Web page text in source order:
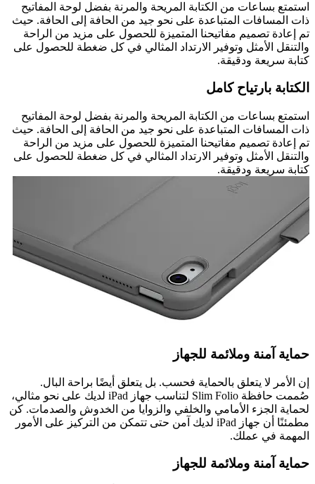
استمتع بساعات من الكتابة المريحة والمرنة بفضل لوحة المفاتيح
ذات المسافات المتباعدة على نحو جيد من الحافة إلى الحافة. حيث
تم إعادة تصميم مفاتيحنا المتميزة للحصول على مزيد من الراحة
والتنقل الأمثل وتوفير الارتداد المثالي في كل ضغطة للحصول على
كتابة سريعة ودقيقة.
الكتابة بارتياح كامل
استمتع بساعات من الكتابة المريحة والمرنة بفضل لوحة المفاتيح
ذات المسافات المتباعدة على نحو جيد من الحافة إلى الحافة. حيث
تم إعادة تصميم مفاتيحنا المتميزة للحصول على مزيد من الراحة
والتنقل الأمثل وتوفير الارتداد المثالي في كل ضغطة للحصول على
كتابة سريعة ودقيقة.
حماية آمنة وملائمة للجهاز
إن الأمر لا يتعلق بالحماية فحسب. بل يتعلق أيضًا براحة البال.
صُممت حافظة Slim Folio لتناسب جهاز iPad لديك على نحو مثالي،
لحماية الجزء الأمامي والخلفي والزوايا من الخدوش والصدمات. كن
مطمئنًا أن جهاز iPad لديك آمن حتى تتمكن من التركيز على الأمور
المهمة في عملك.
حماية آمنة وملائمة للجهاز